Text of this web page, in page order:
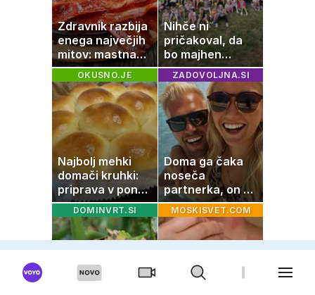
Zdravnik razbija
enega največjih
mitov: mastna
jetra ne
nastanejo zaradi
slanine, temveč
zaradi živila, ki
ga imamo vsi
radi
Nihče ni
pričakoval, da
bo majhen
projekt postal
ena najlepših
zgodb Zasavja
OKUSNO.JE
Najbolj mehki
domači kruhki:
priprava v ponvi
je trik za popoln
rezultat
ZADOVOLJNA.SI
Doma ga čaka
noseča
partnerka, on pa
dopustuje z
drugo
DOMINVRT.SI MOSKISVET.COM